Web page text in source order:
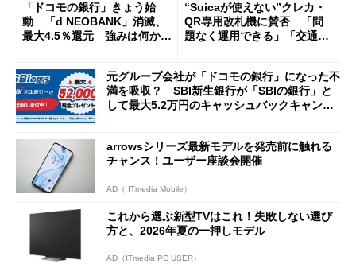
「ドコモの銀行」きょう始
動 「d NEOBANK」消滅、
最大4.5％還元 強みは何か解
“Suicaが使えない”クレカ・
QR専用改札機に賛否 「問
題なく運用できる」「交通系I
元グループ会社が「ドコモの銀行」になった不
満を吸収？ SBI新生銀行が「SBIの銀行」と
して最大5.2万円のキャッシュバックキャンペ
arrowsシリーズ最新モデルを発売前に触れる
チャンス！ユーザー座談会開催
AD（ ITmedia Mobile）
これから選ぶ新型TVはこれ！失敗しない選び
方と、2026年夏の一押しモデル
AD（ITmedia PC USER）